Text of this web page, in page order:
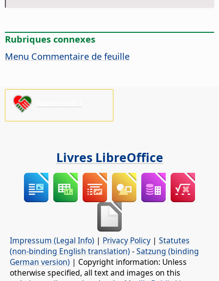
Rubriques connexes
Menu Commentaire de feuille
Livres LibreOffice
Impressum (Legal Info) | Privacy Policy | Statutes
(non-binding English translation) -Satzung (binding
German version) | Copyright information: Unless
otherwise specified, all text and images on this